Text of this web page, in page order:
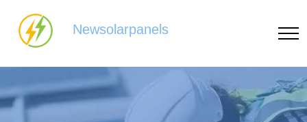
Newsolarpanels